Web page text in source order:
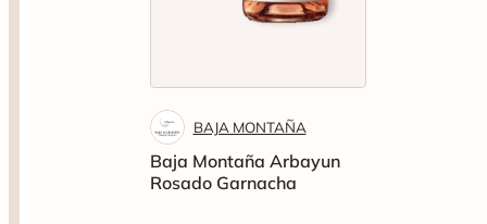
BAJA MONTAÑA
Baja Montaña Arbayun
Rosado Garnacha